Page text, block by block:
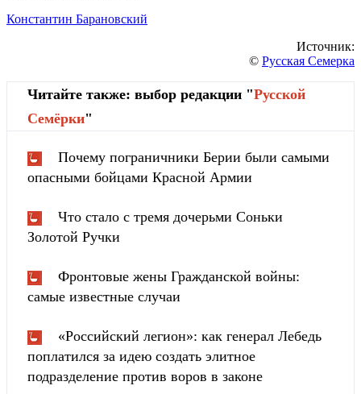
Константин Барановский
Источник:
© Русская Семерка
Читайте также: выбор редакции "Русской
Cемёрки"
Почему пограничники Берии были самыми
опасными бойцами Красной Армии
Что стало с тремя дочерьми Соньки
Золотой Ручки
Фронтовые жены Гражданской войны:
самые известные случаи
«Российский легион»: как генерал Лебедь
поплатился за идею создать элитное
подразделение против воров в законе